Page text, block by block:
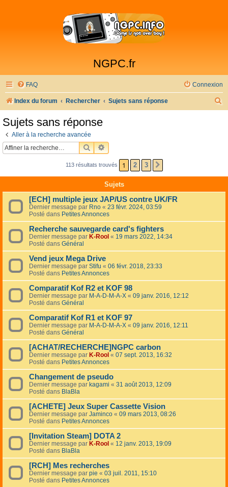
NGPC.fr
FAQ Connexion
Index du forum Rechercher Sujets sans réponse
h
r
Sujets sans réponse
Aller à la recherche avancée
RECHERCHER
RECHERCHE AVANCÉE
113 résultats trouvés 1 2 3
Sujets
[ECH] multiple jeux JAP/US contre UK/FR
Dernier message par Rno « 23 févr. 2024, 03:59
Posté dans Petites Annonces
Recherche sauvegarde card's fighters
Dernier message par K-Rool « 19 mars 2022, 14:34
Posté dans Général
Vend jeux Mega Drive
Dernier message par Stifu « 06 févr. 2018, 23:33
Posté dans Petites Annonces
Comparatif Kof R2 et KOF 98
Dernier message par M-A-D-M-A-X « 09 janv. 2016, 12:12
Posté dans Général
Comparatif Kof R1 et KOF 97
Dernier message par M-A-D-M-A-X « 09 janv. 2016, 12:11
Posté dans Général
[ACHAT/RECHERCHE]NGPC carbon
Dernier message par K-Rool « 07 sept. 2013, 16:32
Posté dans Petites Annonces
Changement de pseudo
Dernier message par kagami « 31 août 2013, 12:09
Posté dans BlaBla
[ACHETE] Jeux Super Cassette Vision
Dernier message par Jaminco « 09 mars 2013, 08:26
Posté dans Petites Annonces
[Invitation Steam] DOTA 2
Dernier message par K-Rool « 12 janv. 2013, 19:09
Posté dans BlaBla
[RCH] Mes recherches
Dernier message par pie « 03 juil. 2011, 15:10
Posté dans Petites Annonces